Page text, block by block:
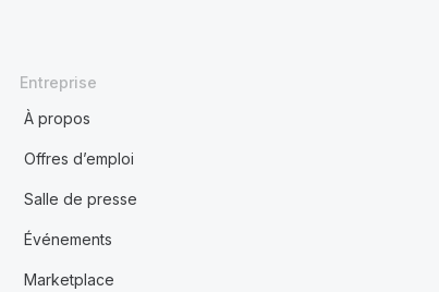
Entreprise
À propos
Offres d’emploi
Salle de presse
Événements
Marketplace